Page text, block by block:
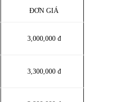
ĐƠN GIÁ
3,000,000 đ
3,300,000 đ